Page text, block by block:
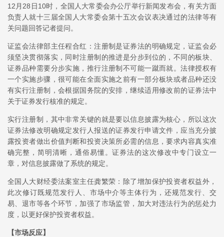
12月28日10时，全国人大常委会办公厅举行新闻发布会，有关方面
负责人就十三届全国人大常委会第十五次会议表决通过的法律等有
关问题回答记者提问。
证监会法律部主任程合红：注册制是证券法的明确规定，证监会必
须坚决贯彻落实，同时注册制的推进是分步到位的，不同的板块、
证券品种需要分步实施，推行注册制不可能一蹴而就。法律授权有
一个实施步骤，很可能在全面实施之前有一部分板块或者品种还没
有实行注册制，会根据国务院的安排，继续适用修改前的证券法中
关于证券发行核准的规定。
实行注册制，其中非常关键的就是要以信息披露为核心，所以这次
证券法修改明确规定发行人报送的证券发行申请文件，应当充分披
露投资者做出价值判断和投资决策所必需的信息，要求内容真实准
确完整，简明清晰，通俗易懂。证券法的这次修改中专门设立一
章，对信息披露做了系统的规定。
全国人大财经委法案室主任龚繁荣：除了增加保护投资者权益外，
此次修订既规范发行人、市场中介等主体行为，还规范发行、交
易、退市等各个环节，加强了市场监管，加大对违法行为的惩处力
度，以更好保护投资者权益。
【市场反应】